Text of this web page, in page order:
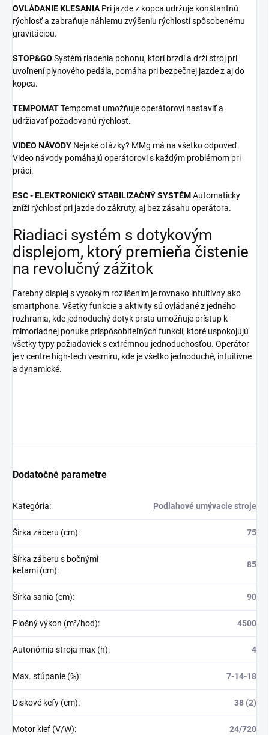
OVLÁDANIE KLESANIA Pri jazde z kopca udržuje konštantnú
rýchlosť a zabraňuje náhlemu zvýšeniu rýchlosti spôsobenému
gravitáciou.
STOP&GO Systém riadenia pohonu, ktorí brzdí a drží stroj pri
uvoľnení plynového pedála, pomáha pri bezpečnej jazde z aj do
kopca.
TEMPOMATTempomat umožňuje operátorovi nastaviť a
udržiavať požadovanú rýchlosť.
VIDEO NÁVODY Nejaké otázky? MMg má na všetko odpoveď.
Video návody pomáhajú operátorovi s každým problémom pri
práci.
ESC - ELEKTRONICKÝ STABILIZAČNÝ SYSTÉMAutomaticky
zníži rýchlosť pri jazde do zákruty, aj bez zásahu operátora.
Riadiaci systém s dotykovým
displejom, ktorý premieňa čistenie
na revolučný zážitok
Farebný displej s vysokým rozlíšením je rovnako intuitívny ako
smartphone. Všetky funkcie a aktivity sú ovládané z jedného
rozhrania, kde jednoduchý dotyk prsta umožňuje prístup k
mimoriadnej ponuke prispôsobiteľných funkcií, ktoré uspokojujú
všetky typy požiadaviek s extrémnou jednoduchosťou. Operátor
je v centre high-tech vesmíru, kde je všetko jednoduché, intuitívne
a dynamické.
Dodatočné parametre
Kategória: Podlahové umývacie stroje
Šírka záberu (cm): 75
Šírka záberu s bočnými
kefami (cm):
85
Šírka sania (cm): 90
Plošný výkon (m²/hod): 4500
Autonómia stroja max (h): 4
Max. stúpanie (%): 7-14-18
Diskové kefy (cm): 38 (2)
Motor kief (V/W): 24/720